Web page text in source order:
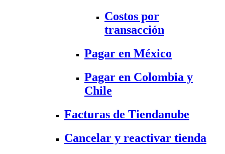
Costos por
transacción
Pagar en México
Pagar en Colombia y
Chile
Facturas de Tiendanube
Cancelar y reactivar tienda